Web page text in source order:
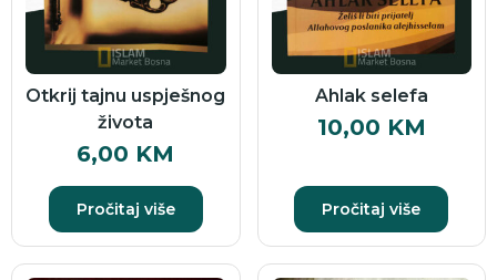
Otkrij tajnu uspješnog
života
6,00 KM
Pročitaj više
Ahlak selefa
10,00 KM
Pročitaj više